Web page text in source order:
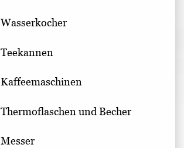
Wasserkocher
Teekannen
Kaffeemaschinen
Thermoflaschen und Becher
Messer